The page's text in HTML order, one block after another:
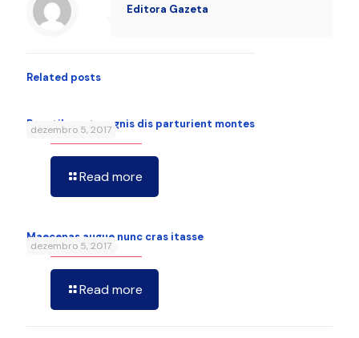
Editora Gazeta
Related posts
dezembro 5, 2017
Penatibus et magnis dis parturient montes
Read more
dezembro 5, 2017
Maecenas augue nunc cras itasse
Read more